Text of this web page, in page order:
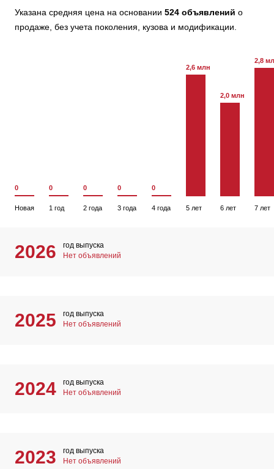
Указана средняя цена на основании 524 объявлений о
продаже, без учета поколения, кузова и модификации.
0
Новая
0
1 год
0
2 года
0
3 года
0
4 года
2,6 млн
5 лет
2,0 млн
6 лет
2,8
7 лет
2026
год выпуска
Нет объявлений
2025
год выпуска
Нет объявлений
2024
год выпуска
Нет объявлений
2023
год выпуска
Нет объявлений